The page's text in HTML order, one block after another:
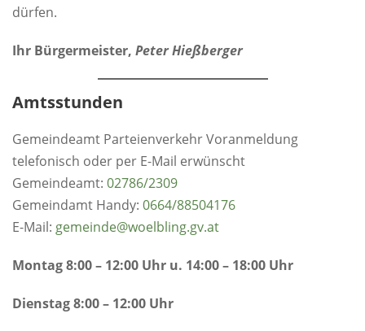
dürfen.
Ihr Bürgermeister, Peter Hießberger
Amtsstunden
Gemeindeamt Parteienverkehr Voranmeldung
telefonisch oder per E-Mail erwünscht
Gemeindeamt: 02786/2309
Gemeindamt Handy: 0664/88504176
E-Mail: gemeinde@woelbling.gv.at
Montag 8:00 – 12:00 Uhr u. 14:00 – 18:00 Uhr
Dienstag 8:00 – 12:00 Uhr